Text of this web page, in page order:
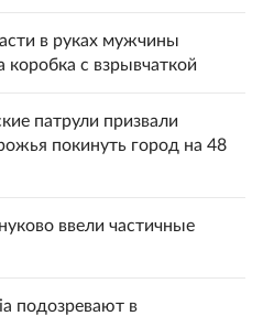
в руках мужчины
коробка с взрывчаткой
патрули призвали
покинуть город на 48
ввели частичные
подозревают в